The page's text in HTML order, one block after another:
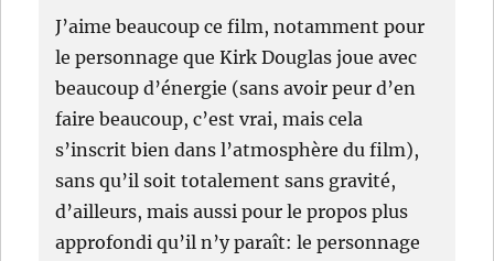
J’aime beaucoup ce film, notamment pour
le personnage que Kirk Douglas joue avec
beaucoup d’énergie (sans avoir peur d’en
faire beaucoup, c’est vrai, mais cela
s’inscrit bien dans l’atmosphère du film),
sans qu’il soit totalement sans gravité,
d’ailleurs, mais aussi pour le propos plus
approfondi qu’il n’y paraît: le personnage